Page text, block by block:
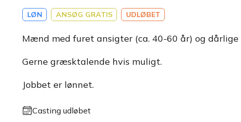
LØN ANSØG GRATIS UDLØBET
Mænd med furet ansigter (ca. 40-60 år) og
Gerne græsktalende hvis muligt.
Jobbet er lønnet.
Casting udløbet